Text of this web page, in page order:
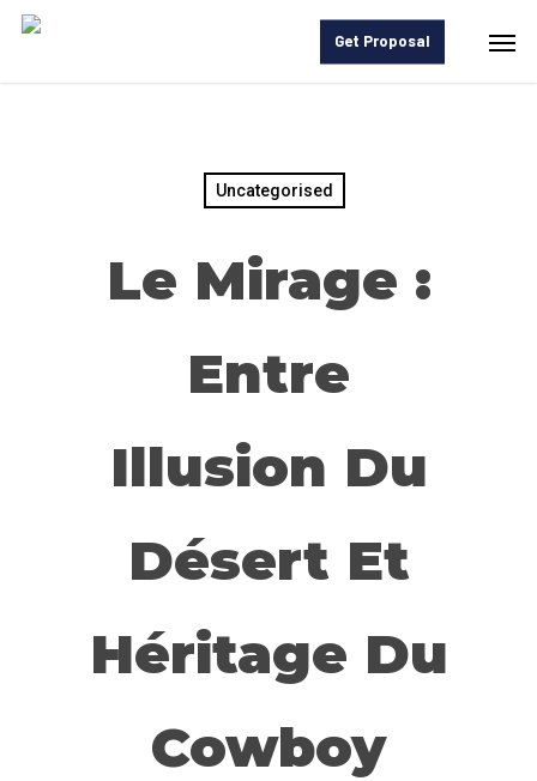
Skip
Get Proposal
Uncategorised
Le Mirage :
Entre
Illusion Du
Désert Et
Héritage Du
Cowboy